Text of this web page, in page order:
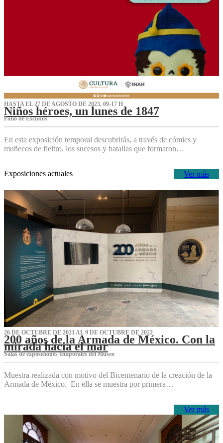
HASTA EL 27 DE AGOSTO DE 2023, 09-17 H
Niños héroes, un lunes de 1847
Patio de Escudos
En esta exposición temporal descubrirás, a través de cómics y
muñecos de fieltro, los sucesos y batallas que formaron…
Ver más
Exposiciones actuales
26 DE OCTUBRE DE 2021 AL 9 DE OCTUBRE DE 2022
200 años de la Armada de México. Con la
mirada hacia el mar
Salas de exposiciones temporales del Museo‌
Muestra realizada con motivo del Bicentenario de la creación de la
Armada de México. En ella se muestra por primera…
Ver más